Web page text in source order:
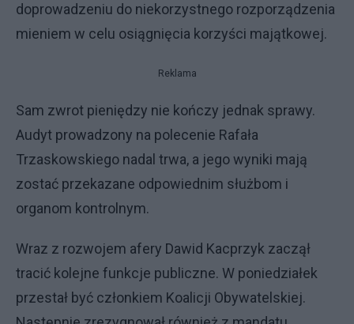
doprowadzeniu do niekorzystnego rozporządzenia
mieniem w celu osiągnięcia korzyści majątkowej.
Reklama
Sam zwrot pieniędzy nie kończy jednak sprawy.
Audyt prowadzony na polecenie Rafała
Trzaskowskiego nadal trwa, a jego wyniki mają
zostać przekazane odpowiednim służbom i
organom kontrolnym.
Wraz z rozwojem afery Dawid Kacprzyk zaczął
tracić kolejne funkcje publiczne. W poniedziałek
przestał być członkiem Koalicji Obywatelskiej.